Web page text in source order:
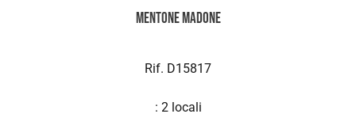
Mentone Madone
Rif. D15817
: 2 locali